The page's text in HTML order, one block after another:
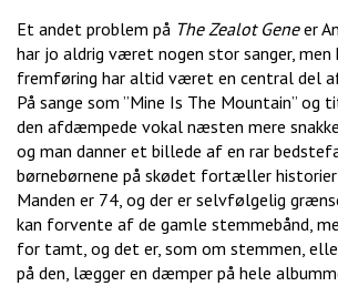
Et andet problem på The Zealot Geneer
har jo aldrig været nogen stor sanger, men
fremføring har altid været en central del
På sange som ”Mine Is The Mountain” og
den afdæmpede vokal næsten mere
og man danner et billede af en rar
børnebørnene på skødet fortæller
Manden er 74, og der er selvfølgelig
kan forvente af de gamle stemmebånd,
for tamt, og det er, som om stemmen,
på den, lægger en dæmper på hele